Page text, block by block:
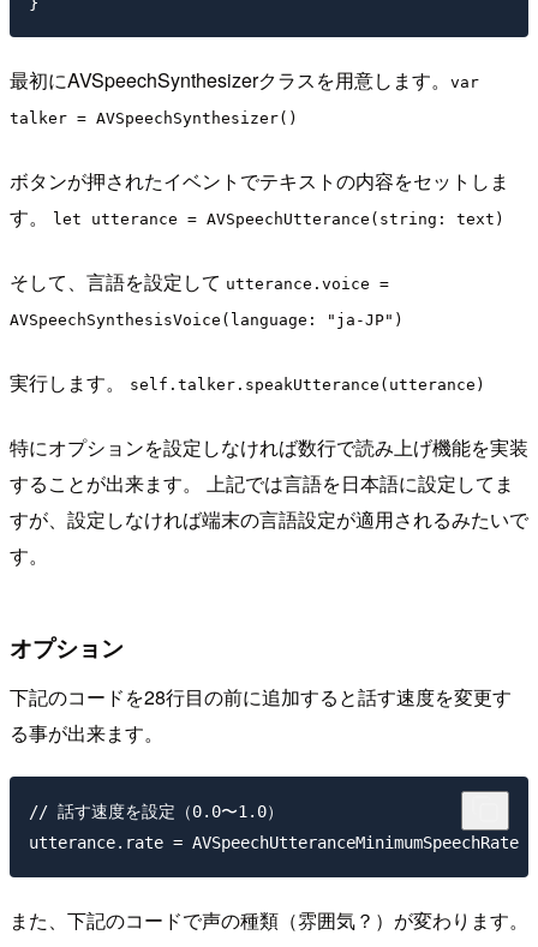
最初にAVSpeechSynthesizerクラスを用意します。
var
talker = AVSpeechSynthesizer()
ボタンが押されたイベントでテキストの内容をセットしま
す。
let utterance = AVSpeechUtterance(string: text)
そして、言語を設定して utterance.voice =
AVSpeechSynthesisVoice(language: "ja-JP")
実行します。 self.talker.speakUtterance(utterance)
特にオプションを設定しなければ数行で読み上げ機能を実装
することが出来ます。 上記では言語を日本語に設定してま
すが、設定しなければ端末の言語設定が適用されるみたいで
す。
オプション
下記のコードを28行目の前に追加すると話す速度を変更す
る事が出来ます。
// 話す速度を設定（0.0〜1.0）
また、下記のコードで声の種類（雰囲気？）が変わります。